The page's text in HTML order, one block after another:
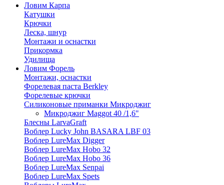
Ловим Карпа
Катушки
Крючки
Леска, шнур
Монтажи и оснастки
Прикормка
Удилища
Ловим Форель
Монтажи, оснастки
Форелевая паста Berkley
Форелевые крючки
Силиконовые приманки Микроджиг
Микроджиг Maggot 40 /1,6"
Блесны LarvaGraft
Воблер Lucky John BASARA LBF 03
Воблер LureMax Digger
Воблер LureMax Hobo 32
Воблер LureMax Hobo 36
Воблер LureMax Senpai
Воблер LureMax Spets